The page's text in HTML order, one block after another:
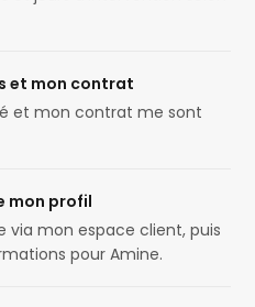
et mon contrat
et mon contrat me sont
mon profil
via mon espace client, puis
pour Amine.